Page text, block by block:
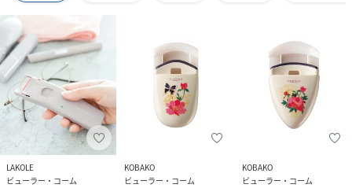
LAKOLE
ビューラー・コーム
KOBAKO
ビューラー・コーム
KOBAKO
ビューラー・コーム